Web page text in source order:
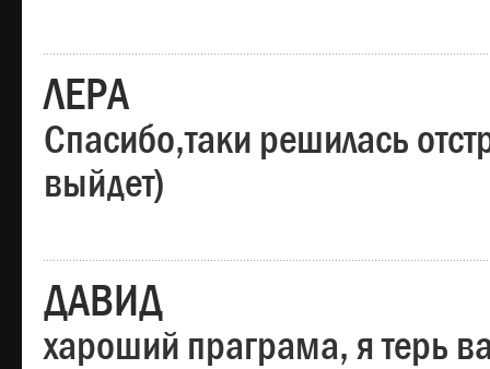
ЛЕРА
Спасибо,таки решилась
выйдет)
ДАВИД
хароший праграма, я терь